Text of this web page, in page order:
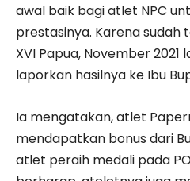
awal baik bagi atlet NPC
prestasinya. Karena sudah
XVI Papua, November 2021
laporkan hasilnya ke Ibu
Ia mengatakan, atlet
mendapatkan bonus dari
atlet peraih medali pada